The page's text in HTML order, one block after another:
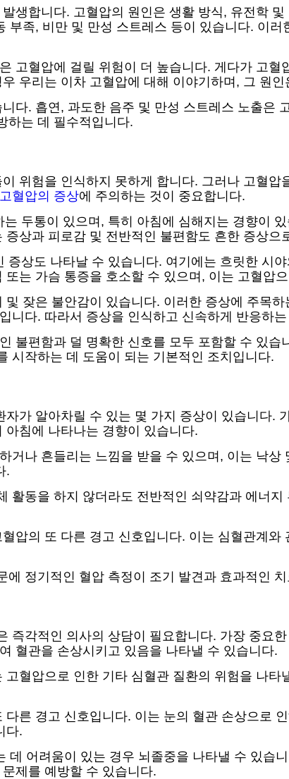
생합니다. 고혈압의 원인은 생활 방식, 유전학
족, 비만 및 만성 스트레스 등이 있습니다. 이러
고혈압에 걸릴 위험이 더 높습니다. 게다가 고
우리는 이차 고혈압에 대해 이야기하며, 그 원
다. 흡연, 과도한 음주 및 만성 스트레스 노출은
하는 데 필수적입니다.
위험을 인식하지 못하게 합니다. 그러나 고혈압
고혈압의 증상에 주의하는 것이 중요합니다.
두통이 있으며, 특히 아침에 심해지는 경향이
상과 피로감 및 전반적인 불편함도 흔한 증상
상도 나타날 수 있습니다. 여기에는 흐릿한 시
는 가슴 통증을 호소할 수 있으며, 이는 고혈압
잦은 불안감이 있습니다. 이러한 증상에 주목
니다. 따라서 증상을 인식하고 신속하게 반응하
불편함과 덜 명확한 신호를 모두 포함할 수 있
시작하는 데 도움이 되는 기본적인 조치입니다.
가 알아차릴 수 있는 몇 가지 증상이 있습니다.
침에 나타나는 경향이 있습니다.
거나 흔들리는 느낌을 받을 수 있으며, 이는 낙
.
활동을 하지 않더라도 전반적인 쇠약감과 에너
압의 또 다른 경고 신호입니다. 이는 심혈관계
정기적인 혈압 측정이 조기 발견과 효과적인
각적인 의사의 상담이 필요합니다. 가장 중요
혈관을 손상시키고 있음을 나타낼 수 있습니다.
혈압으로 인한 기타 심혈관 질환의 위험을 나타
른 경고 신호입니다. 이는 눈의 혈관 손상으로
다.
어려움이 있는 경우 뇌졸중을 나타낼 수 있습
제를 예방할 수 있습니다.